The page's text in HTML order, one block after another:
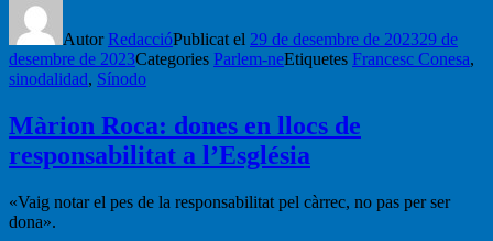
AutorRedaccióPublicat el 29 de desembre de 202329 de
desembre de 2023Categories Parlem-neEtiquetes Francesc Conesa,
sinodalidad, Sínodo
Màrion Roca: dones en llocs de
responsabilitat a l’Església
«Vaig notar el pes de la responsabilitat pel càrrec, no pas per ser
dona».